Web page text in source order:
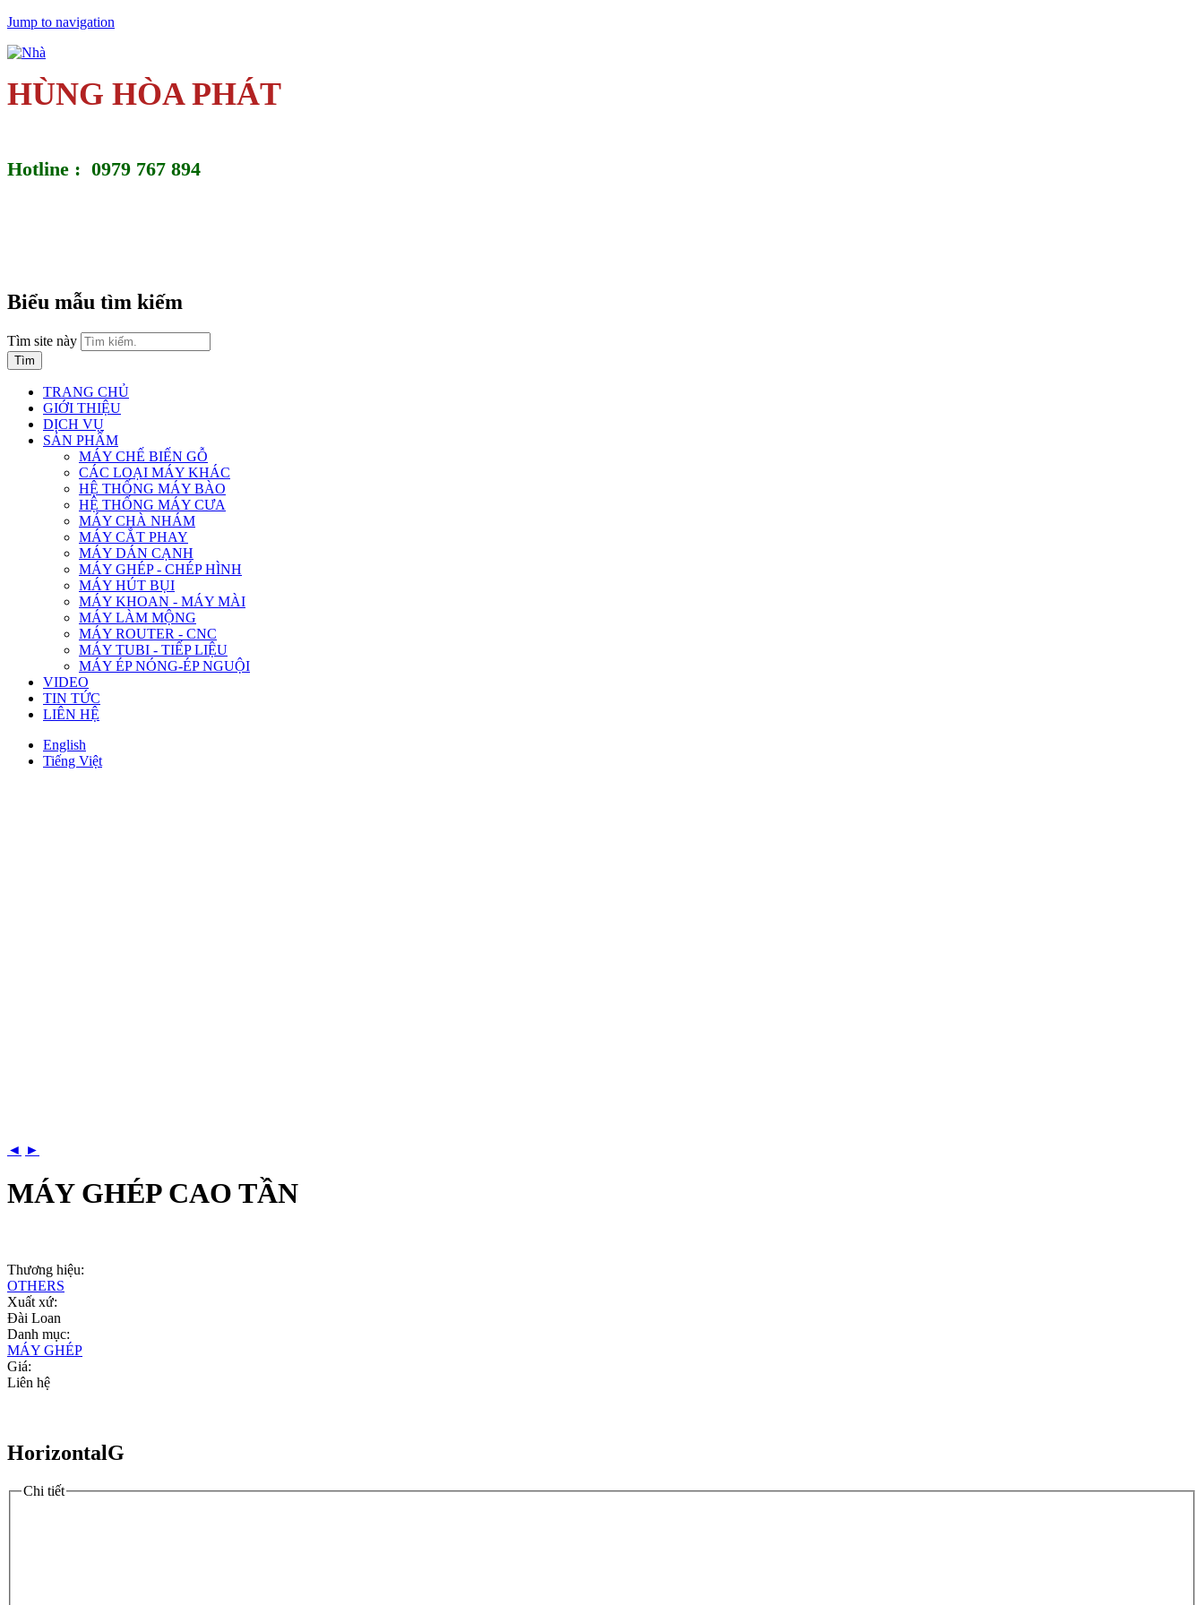
Jump to navigation
HÙNG HÒA PHÁT
Hotline : 0979 767 894
Biểu mẫu tìm kiếm
Tìm site này
TRANG CHỦ
GIỚI THIỆU
DỊCH VỤ
SẢN PHẨM
MÁY CHẾ BIẾN GỖ
CÁC LOẠI MÁY KHÁC
HỆ THỐNG MÁY BÀO
HỆ THỐNG MÁY CƯA
MÁY CHÀ NHÁM
MÁY CẮT PHAY
MÁY DÁN CẠNH
MÁY GHÉP - CHÉP HÌNH
MÁY HÚT BỤI
MÁY KHOAN - MÁY MÀI
MÁY LÀM MỘNG
MÁY ROUTER - CNC
MÁY TUBI - TIẾP LIỆU
MÁY ÉP NÓNG-ÉP NGUỘI
VIDEO
TIN TỨC
LIÊN HỆ
English
Tiếng Việt
◄ ►
MÁY GHÉP CAO TẦN
Thương hiệu:
OTHERS
Xuất xứ:
Đài Loan
Danh mục:
MÁY GHÉP
Giá:
Liên hệ
HorizontalG
Chi tiết